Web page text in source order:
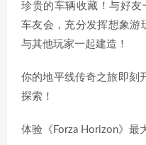
珍贵的车辆收藏！与好
车友会，充分发挥想象游
与其他玩家一起建造！
你的地平线传奇之旅即刻
探索！
体验《Forza Horizon》